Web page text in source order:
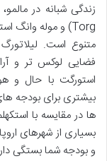
متنوع است.
فضایی لوکس تر و
استورگت با حال و
بیشتری برای بودجه
ها در مقایسه با
بسیاری از شهرهای
و بودجه شما بستگی